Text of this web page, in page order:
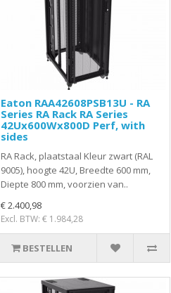
Eaton RAA42608PSB13U - RA
Series RA Rack RA Series
42Ux600Wx800D Perf, with
sides
RA Rack, plaatstaal Kleur zwart (RAL
9005), hoogte 42U, Breedte 600 mm,
Diepte 800 mm, voorzien van..
€ 2.400,98
Excl. BTW: € 1.984,28
BESTELLEN